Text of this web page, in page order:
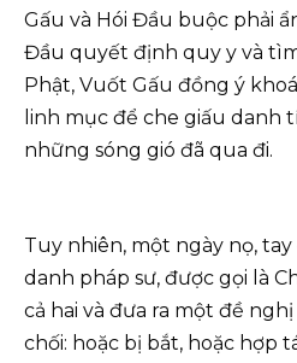
Gấu và Hói Đầu buộc phải
Đầu quyết định quy y và
Phật, Vuốt Gấu đồng ý
linh mục để che giấu danh
những sóng gió đã qua đi.
Tuy nhiên, một ngày nọ,
danh pháp sư, được gọi là
cả hai và đưa ra một đề
chối: hoặc bị bắt, hoặc hợp